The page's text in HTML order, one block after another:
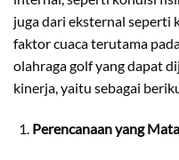
juga dari eksternal seperti
faktor cuaca terutama
olahraga golf yang dapat
kinerja, yaitu sebagai
Perencanaan yang